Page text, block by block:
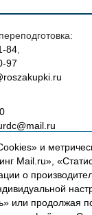
84,
97
и
Mail.ru»,
о
или продолжая